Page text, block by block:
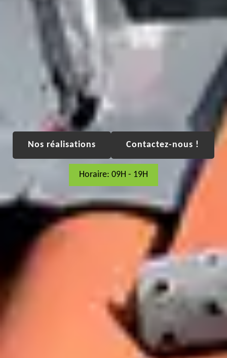
Nos réalisations Contactez-nous !
Horaire: 09H - 19H